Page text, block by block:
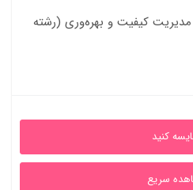
کیفیت و بهره‌وری (رشته
کنید
سریع